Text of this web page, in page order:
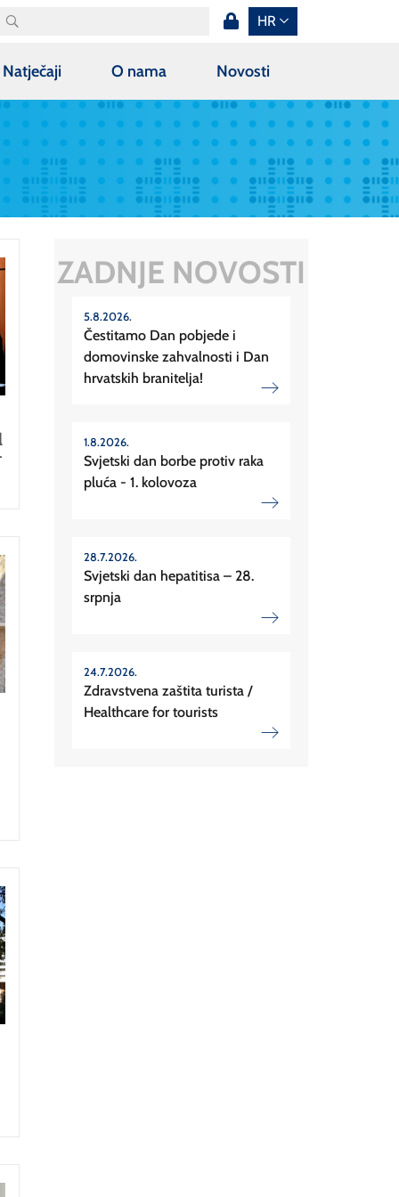
HR
Natječaji O nama Novosti
ZADNJE NOVOSTI
5.8.2026.
Čestitamo Dan pobjede i
domovinske zahvalnosti i Dan
hrvatskih branitelja!
1.8.2026.
Svjetski dan borbe protiv raka
pluća - 1. kolovoza
28.7.2026.
Svjetski dan hepatitisa – 28.
srpnja
24.7.2026.
Zdravstvena zaštita turista /
Healthcare for tourists